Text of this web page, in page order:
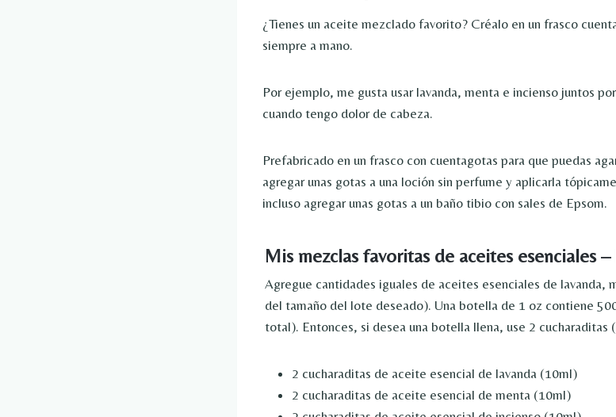
¿Tienes un aceite mezclado favorito? Créalo en un frasco
siempre a mano.
Por ejemplo, me gusta usar lavanda, menta e incienso juntos
cuando tengo dolor de cabeza.
Prefabricado en un frasco con cuentagotas para que puedas
agregar unas gotas a una loción sin perfume y aplicarla
incluso agregar unas gotas a un baño tibio con sales de Epsom.
Mis mezclas favoritas de aceites esenciales –
Agregue cantidades iguales de aceites esenciales de lavanda,
del tamaño del lote deseado). Una botella de 1 oz contiene
total). Entonces, si desea una botella llena, use 2 cucharaditas
2 cucharaditas de aceite esencial de lavanda (10ml)
2 cucharaditas de aceite esencial de menta (10ml)